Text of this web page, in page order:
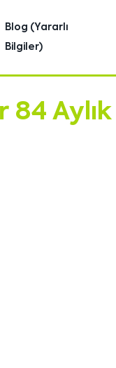
Blog (Yararlı
Bilgiler)
84 Aylık